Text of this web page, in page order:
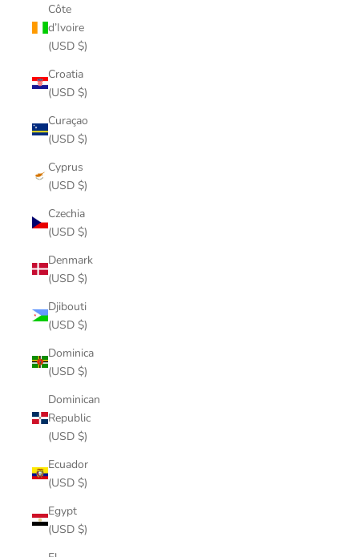
Côte
d’Ivoire
(USD $)
Croatia
(USD $)
Curaçao
(USD $)
Cyprus
(USD $)
Czechia
(USD $)
Denmark
(USD $)
Djibouti
(USD $)
Dominica
(USD $)
Dominican
Republic
(USD $)
Ecuador
(USD $)
Egypt
(USD $)